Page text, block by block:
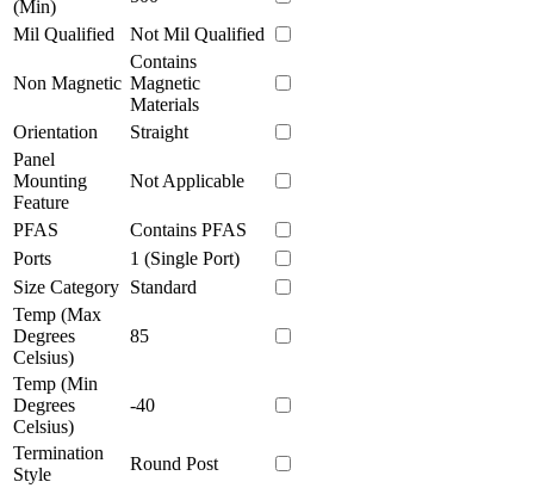
(Min)
Mil Qualified
Not Mil Qualified
Non Magnetic
Contains
Magnetic
Materials
Orientation
Straight
Panel
Mounting
Feature
Not Applicable
PFAS
Contains PFAS
Ports
1 (Single Port)
Size Category Standard
Temp (Max
Degrees
Celsius)
85
Temp (Min
Degrees
Celsius)
-40
Termination
Style
Round Post